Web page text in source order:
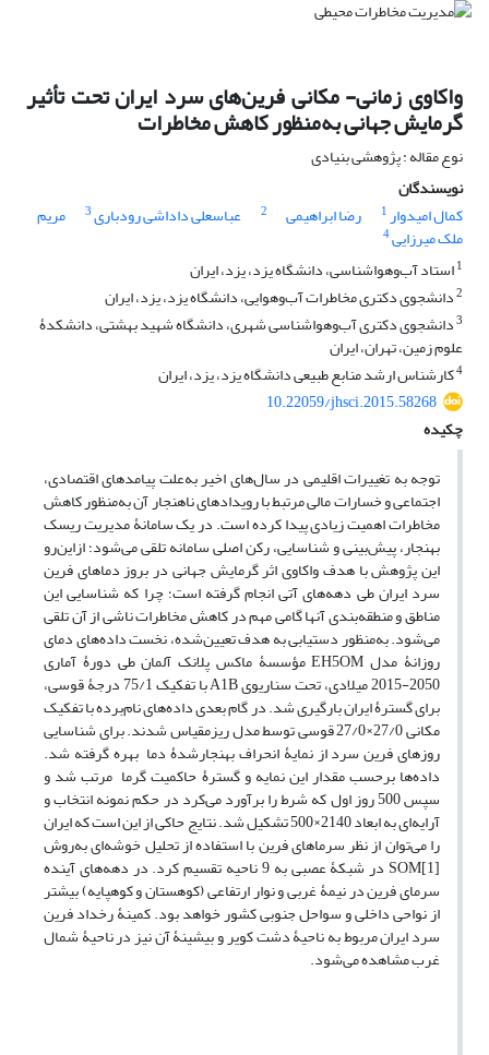
واکاوی زمانی- مکانی فرین‌های سرد ایران تحت تأثیر
گرمایش جهانی به‌منظور کاهش مخاطرات
نوع مقاله : پژوهشی بنیادی
نویسندگان
کمال امیدوار1 رضا ابراهیمی 2 عباسعلی داداشی رودباری3 مریم
ملک میرزایی4
1استاد آب‌وهواشناسی، دانشگاه یزد، یزد، ایران
2دانشجوی دکتری مخاطرات آب‌وهوایی، دانشگاه یزد، یزد، ایران
3دانشجوی دکتری آب‌وهواشناسی شهری، دانشگاه شهید بهشتی، دانشکدۀ
علوم زمین، تهران، ایران
4کارشناس ارشد منابع طبیعی دانشگاه یزد، یزد، ایران
10.22059/jhsci.2015.58268
چکیده
توجه به تغییرات اقلیمی در سال‌های اخیر به‌علت پیامدهای اقتصادی،
اجتماعی و خسارات مالی مرتبط با رویدادهای ناهنجار آن به‌منظور کاهش
مخاطرات اهمیت زیادی پیدا کرده است. در یک سامانۀ مدیریت ریسک
بهنجار، پیش‌بینی و شناسایی، رکن اصلی سامانه تلقی می‌شود؛ ازاین‌رو
این پژوهش با هدف واکاوی اثر گرمایش جهانی در بروز دماهای فرین
سرد ایران طی دهه‌های آتی انجام گرفته است؛ چرا که شناسایی این
مناطق و منطقه‌بندی آنها گامی مهم در کاهش مخاطرات ناشی از آن تلقی
می‌شود. به‌منظور دستیابی به هدف تعیین‌شده، نخست داده‌های دمای
روزانۀ مدل EH5OM مؤسسۀ ماکس پلانک آلمان طی دورۀ آماری
2050-2015 میلادی، تحت سناریوی A1B با تفکیک 75/1 درجۀ قوسی،
برای گسترۀ ایران بارگیری شد. در گام بعدی داده‌های نام‌برده با تفکیک
مکانی 27/0×27/0 قوسی توسط مدل ریزمقیاس شدند. برای شناسایی
روزهای فرین سرد از نمایۀ انحراف بهنجار‌شدۀ دما بهره گرفته شد.
داده‌ها برحسب مقدار این نمایه و گسترۀ حاکمیت گرما مرتب شد و
سپس 500 روز اول که شرط را برآورد می‌کرد در حکم نمونه انتخاب و
آرایه‌ای به ابعاد 2140×500 تشکیل شد. نتایج حاکی از این است که ایران
را می‌توان از نظر سرماهای فرین با استفاده از تحلیل خوشه‌ای به‌روش
[1]SOM در شبکۀ عصبی به 9 ناحیه تقسیم کرد. در دهه‌های آینده
سرمای فرین در نیمۀ غربی و نوار ارتفاعی (کوهستان و کوهپایه) بیشتر
از نواحی داخلی و سواحل جنوبی کشور خواهد بود. کمینۀ رخداد فرین
سرد ایران مربوط به ناحیۀ دشت کویر و بیشینۀ آن نیز در ناحیۀ شمال
غرب مشاهده می‌شود.